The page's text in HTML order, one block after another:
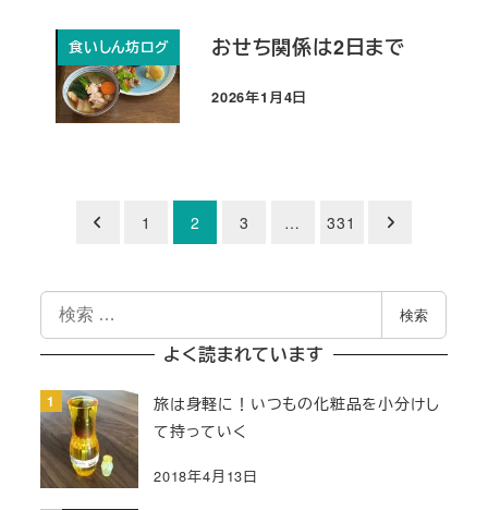
食いしん坊ログ おせち関係は2日まで
投稿日
2026年1月4日
の
ペ
ー
ジ
送
1 2 3 … 331
索
検索
よく読まれています
旅は身軽に！いつもの化粧品を小分けし
て持っていく
2018年4月13日